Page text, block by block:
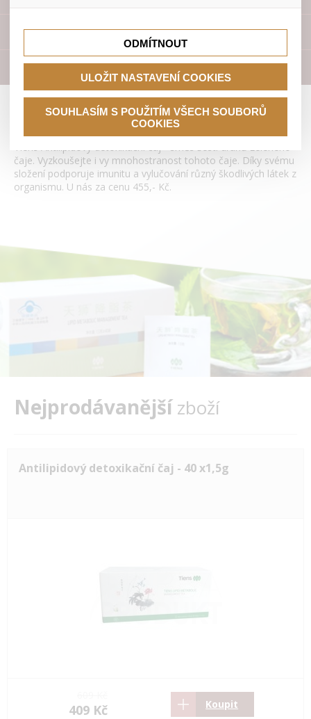
Přístroje
Antilipidový detoxikační čaj Tianshi
Tiens Antilipidový detoxikační čaj - směs šesti druhů zeleného
čaje. Vyzkoušejte i vy mnohostranost tohoto čaje. Díky svému
složení podporuje imunitu a vylučování různý škodlivých látek z
organismu. U nás za cenu 455,- Kč.
Nejprodávanějšízboží
Antilipidový detoxikační čaj - 40 x1,5g
409 Kč Koupit
se nevhodným doporučením produktů či jiným
nedůležitým nabídkám.
marketingové kampaně.
ODMÍTNOUT
ULOŽIT NASTAVENÍ COOKIES
SOUHLASÍM S POUŽITÍM VŠECH SOUBORŮ
COOKIES